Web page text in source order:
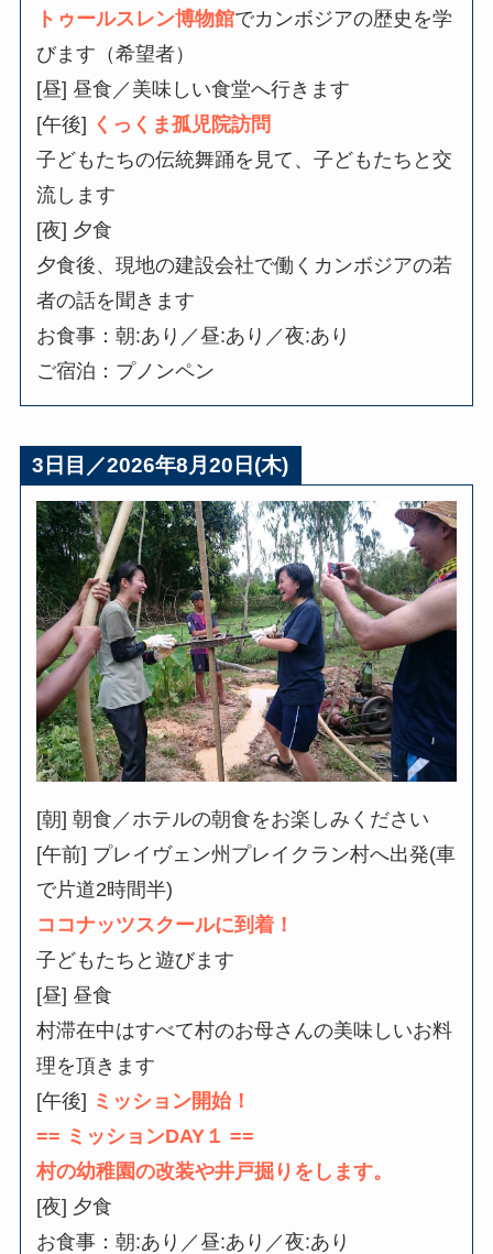
トゥールスレン博物館でカンボジアの歴史を学
びます（希望者）
[昼] 昼食／美味しい食堂へ行きます
[午後] くっくま孤児院訪問
子どもたちの伝統舞踊を見て、子どもたちと交
流します
[夜] 夕食
夕食後、現地の建設会社で働くカンボジアの若
者の話を聞きます
お食事：朝:あり／昼:あり／夜:あり
ご宿泊：プノンペン
3日目／2026年8月20日(木)
[朝] 朝食／ホテルの朝食をお楽しみください
[午前] プレイヴェン州プレイクラン村へ出発(車
で片道2時間半)
ココナッツスクールに到着！
子どもたちと遊びます
[昼] 昼食
村滞在中はすべて村のお母さんの美味しいお料
理を頂きます
[午後] ミッション開始！
== ミッションDAY１ ==
村の幼稚園の改装や井戸掘りをします。
[夜] 夕食
お食事：朝:あり／昼:あり／夜:あり